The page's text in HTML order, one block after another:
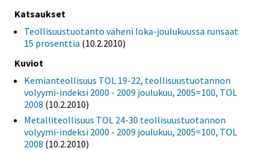
Katsaukset
Teollisuustuotanto väheni loka-joulukuussa runsaat
15 prosenttia (10.2.2010)
Kuviot
Kemianteollisuus TOL 19-22, teollisuustuotannon
volyymi-indeksi 2000 - 2009 joulukuu, 2005=100, TOL
2008 (10.2.2010)
Metalliteollisuus TOL 24-30 teollisuustuotannon
volyymi-indeksi 2000 - 2009 joulukuu, 2005=100, TOL
2008 (10.2.2010)